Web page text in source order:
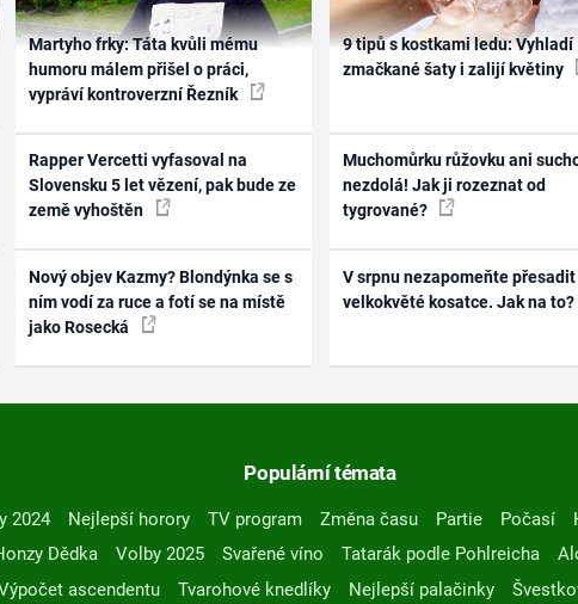
Martyho frky: Táta kvůli mému
humoru málem přišel o práci,
vypráví kontroverzní Řezník
Rapper Vercetti vyfasoval na
Slovensku 5 let vězení, pak bude ze
země vyhoštěn
Nový objev Kazmy? Blondýnka se s
ním vodí za ruce a fotí se na místě
jako Rosecká
9 tipů s kostkami ledu: Vyhladí
zmačkané šaty i zalijí květiny
Muchomůrku růžovku ani
nezdolá! Jak ji rozeznat od
tygrované?
V srpnu nezapomeňte přesadit
velkokvěté kosatce. Jak na to?
Populární témata
2024 Nejlepší horory TV program Změna času Partie Počasí
Dědka Volby 2025 Svařené víno Tatarák podle Pohlreicha
ascendentu
Tvarohové knedlíky Nejlepší palačinky